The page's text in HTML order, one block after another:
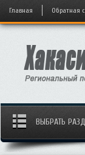
Главная Обратная
ВЫБРАТЬ